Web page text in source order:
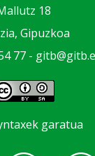
18
Gipuzkoa
77 -
garatua